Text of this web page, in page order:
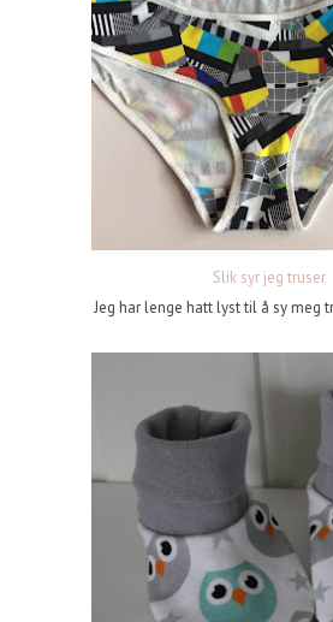
Slik syr jeg truser
Jeg har lenge hatt lyst til å sy meg